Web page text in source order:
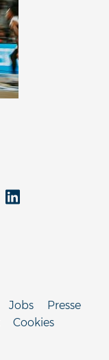
Jobs
Presse
Cookies